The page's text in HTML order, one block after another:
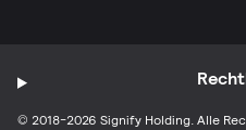
© 2018-2026 Signify Holding. Alle